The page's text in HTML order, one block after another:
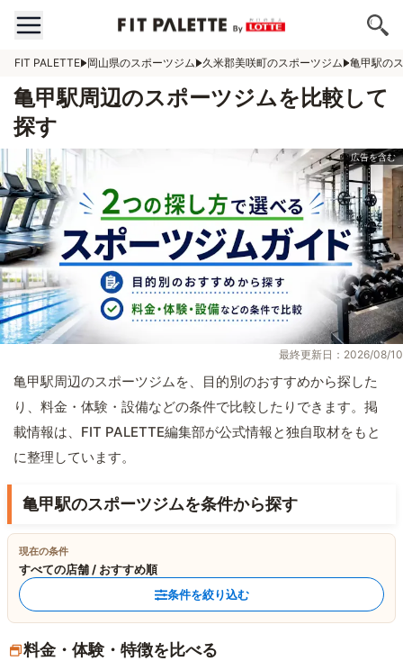
FIT PALETTE 岡山県のスポーツジム 久米郡美咲町のスポーツジム 亀甲駅の
亀甲駅周辺のスポーツジムを比較して
探す
最終更新日：2026/08/10
亀甲駅周辺のスポーツジムを、目的別のおすすめから探した
り、料金・体験・設備などの条件で比較したりできます。掲
載情報は、FIT PALETTE編集部が公式情報と独自取材をもと
に整理しています。
亀甲駅のスポーツジムを条件から探す
現在の条件
すべての店舗 / おすすめ順
条件を絞り込む
料金・体験・特徴を比べる